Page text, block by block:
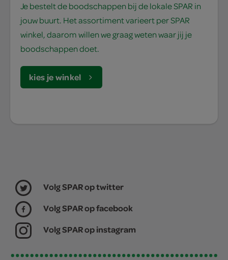
Je bestelt de boodschappen bij de lokale SPAR in
jouw buurt. Het assortiment varieert per SPAR
winkel, daarom willen we graag weten waar jij je
boodschappen doet.
kies je winkel
Volg SPAR op twitter
Volg SPAR op facebook
Volg SPAR op instagram